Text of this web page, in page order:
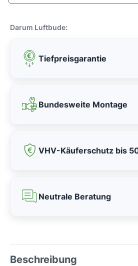
Darum Luftbude:
Tiefpreisgarantie
Bundesweite Montage
VHV-Käuferschutz bis
Neutrale Beratung
Beschreibung